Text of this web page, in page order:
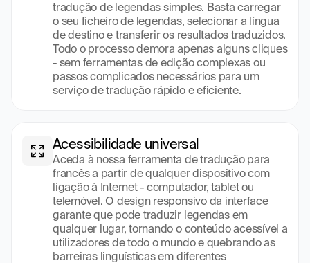
tradução de legendas simples. Basta carregar
o seu ficheiro de legendas, selecionar a língua
de destino e transferir os resultados traduzidos.
Todo o processo demora apenas alguns cliques
- sem ferramentas de edição complexas ou
passos complicados necessários para um
serviço de tradução rápido e eficiente.
Acessibilidade universal
Aceda à nossa ferramenta de tradução para
francês a partir de qualquer dispositivo com
ligação à Internet - computador, tablet ou
telemóvel. O design responsivo da interface
garante que pode traduzir legendas em
qualquer lugar, tornando o conteúdo acessível a
utilizadores de todo o mundo e quebrando as
barreiras linguísticas em diferentes